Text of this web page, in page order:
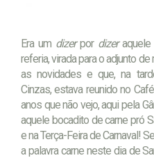
Era um dizerpor dizeraquele
referia, virada para o adjunto
as novidades e que, na
Cinzas, estava reunido no
anos que não vejo, aqui pela
aquele bocadito de carne pró
e na Terça-Feira de Carnaval!
a palavra carne neste dia de